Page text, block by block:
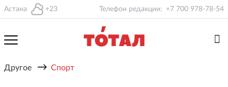
Астана +23 Телефон редакции: +7 700 978-78-54
Другое → Спорт